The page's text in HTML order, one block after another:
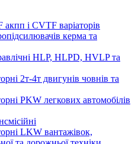
і CVTF варіаторів
керма та
HLP, HLPD, HVLP та
2т-4т двигунів човнів та
PKW легкових автомобілів
LKW вантажівок,